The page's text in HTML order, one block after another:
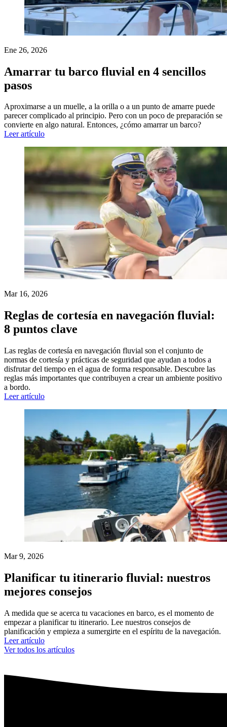
Ene 26, 2026
Amarrar tu barco fluvial en 4 sencillos
pasos
Aproximarse a un muelle, a la orilla o a un punto de amarre puede
parecer complicado al principio. Pero con un poco de preparación se
convierte en algo natural. Entonces, ¿cómo amarrar un barco?
Leer artículo
Mar 16, 2026
Reglas de cortesía en navegación fluvial:
8 puntos clave
Las reglas de cortesía en navegación fluvial son el conjunto de
normas de cortesía y prácticas de seguridad que ayudan a todos a
disfrutar del tiempo en el agua de forma responsable. Descubre las
reglas más importantes que contribuyen a crear un ambiente positivo
a bordo.
Leer artículo
Mar 9, 2026
Planificar tu itinerario fluvial: nuestros
mejores consejos
A medida que se acerca tu vacaciones en barco, es el momento de
empezar a planificar tu itinerario. Lee nuestros consejos de
planificación y empieza a sumergirte en el espíritu de la navegación.
Leer artículo
Ver todos los artículos